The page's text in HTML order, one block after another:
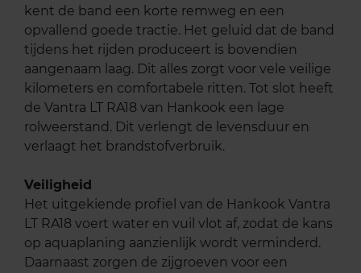
kent de band een korte remweg en een
opvallend goede tractie. Het geluid dat de band
tijdens het rijden produceert is bovendien
aangenaam laag. Dit alles zorgt voor vele veilige
kilometers en comfortabele ritten. Tot slot heeft
de Vantra LT RA18 van Hankook een lage
rolweerstand. Dit verlengt de levensduur en
verlaagt het brandstofverbruik.
Veiligheid
Het uitgekiende profiel van de Hankook Vantra
LT RA18 voert water en vuil vlot af, zodat de kans
op aquaplaning aanzienlijk wordt verminderd.
Daarnaast zorgen de zijgroeven voor een